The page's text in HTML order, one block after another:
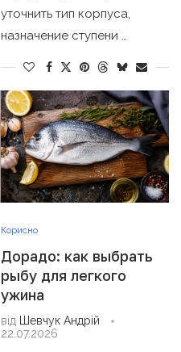
уточнить тип корпуса,
назначение ступени …
Корисно
Дорадо: как выбрать
рыбу для легкого
ужина
від Шевчук Андрій
22.07.2026